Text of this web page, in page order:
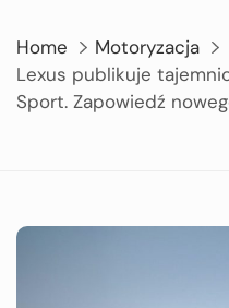
Home
Motoryzacja
Lexus publikuje
Sport. Zapowiedź